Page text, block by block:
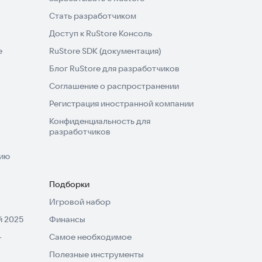
Стать разработчиком
Доступ к RuStore Консоль
RuStore SDK (документация)
Блог RuStore для разработчиков
Соглашение о распространении
Регистрация иностранной компании
Конфиденциальность для
разработчиков
2025
Подборки
Игровой набор
Финансы
Самое необходимое
Полезные инструменты